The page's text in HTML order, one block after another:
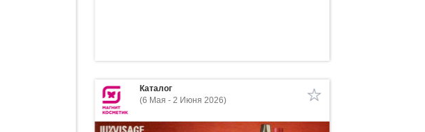
Каталог
(6 Мая - 2 Июня 2026)